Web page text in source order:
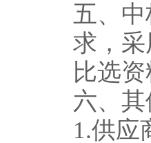
五、
求，
比选
六、
1.供应